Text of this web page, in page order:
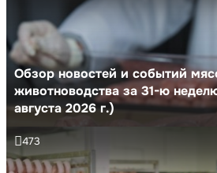
Обзор новостей и событий
животноводства за 31-ю
августа 2026 г.)
473